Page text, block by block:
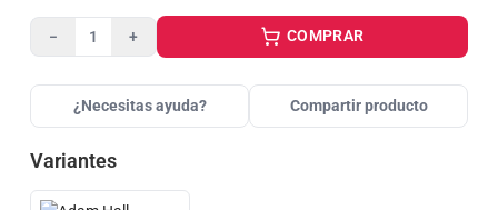
− + COMPRAR
¿Necesitas ayuda? Compartir producto
Variantes